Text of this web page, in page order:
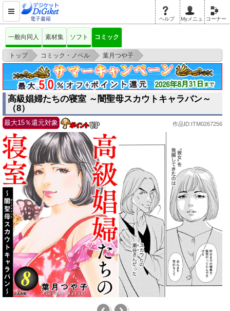
電子書籍 ヘルプ Myメニュ コーナー
一般向同人 素材集 ソフト コミック
トップ > コミック・ノベル > 葉月つや子
>
高級娼婦たちの寝室 ～闇聖母スカウトキャラバン～ （8）
高級娼婦たちの寝室 ～闇聖母スカウトキャラバン～
（8）
最大15％還元対象 作品ID:ITM0267256